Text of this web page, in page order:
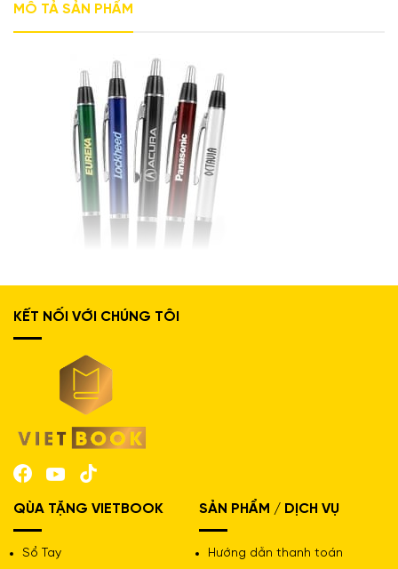
MÔ TẢ SẢN PHẨM
Đặc điểm:
– Bút bi dạng bấm khế, có grip.
– Độ dài viết được: 1.500-2.000m
– Mực đạt chuẩn: ASTM D-4236, ASTM F 963-91, EN71/3,
TSCA.
– Ruột bút bi BPR-05
– Đầu ruột có nắp đậy để bảo vệ ngòi viết.
KẾT NỐI VỚI CHÚNG TÔI
QÙA TẶNG VIETBOOK
Sổ Tay
SẢN PHẨM / DỊCH VỤ
Hướng dẫn thanh toán